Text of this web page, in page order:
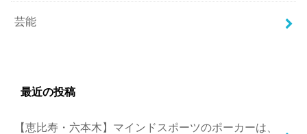
芸能
最近の投稿
【恵比寿・六本木】マインドスポーツのポーカーは、